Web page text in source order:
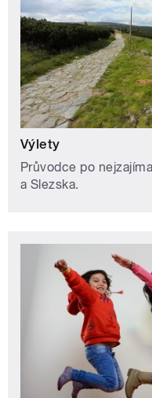
Výlety
Průvodce po
a Slezska.